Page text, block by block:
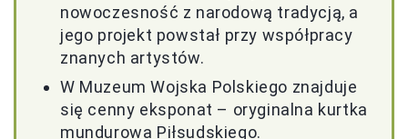
nowoczesność z narodową tradycją, a
jego projekt powstał przy współpracy
znanych artystów.
W Muzeum Wojska Polskiego znajduje
się cenny eksponat – oryginalna kurtka
mundurowa Piłsudskiego.